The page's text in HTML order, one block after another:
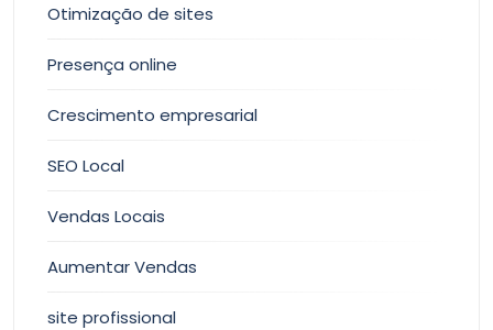
Otimização de sites
Presença online
Crescimento empresarial
SEO Local
Vendas Locais
Aumentar Vendas
site profissional